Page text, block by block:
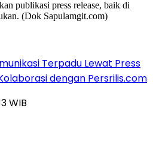
Terpadu Lewat Press
dengan Persrilis.com
WIB